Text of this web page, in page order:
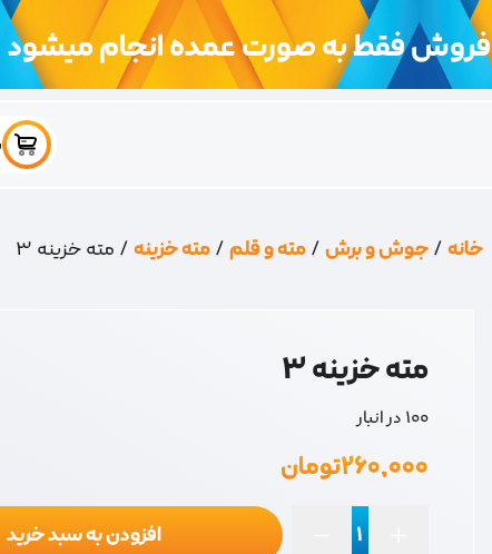
فروش فقط به صورت عمده انجام میشود
خانه/جوش و برش/مته و قلم/مته خزینه/ مته خزینه 3
مته خزینه 3
100 در انبار
۲۶۰,۰۰۰تومان
افزودن به سبد خرید